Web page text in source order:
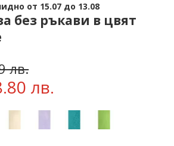
от 15.07 до 13.08
без ръкави в цвят
лв.
лв.